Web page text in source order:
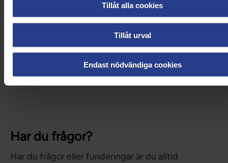
Tillåt alla cookies
Tillåt urval
Endast nödvändiga cookies
Har du frågor?
Har du frågor eller funderingar är du alltid